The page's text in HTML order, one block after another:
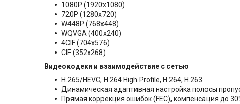
1080P (1920x1080)
720P (1280x720)
W448P (768x448)
WQVGA (400x240)
4CIF (704x576)
CIF (352x268)
Видеокодеки и взаимодействие с сетью
H.265/HEVC, H.264 High Profile, H.264, H.263
Динамическая адаптивная настройка полосы
Прямая коррекция ошибок (FEC), компенсация до